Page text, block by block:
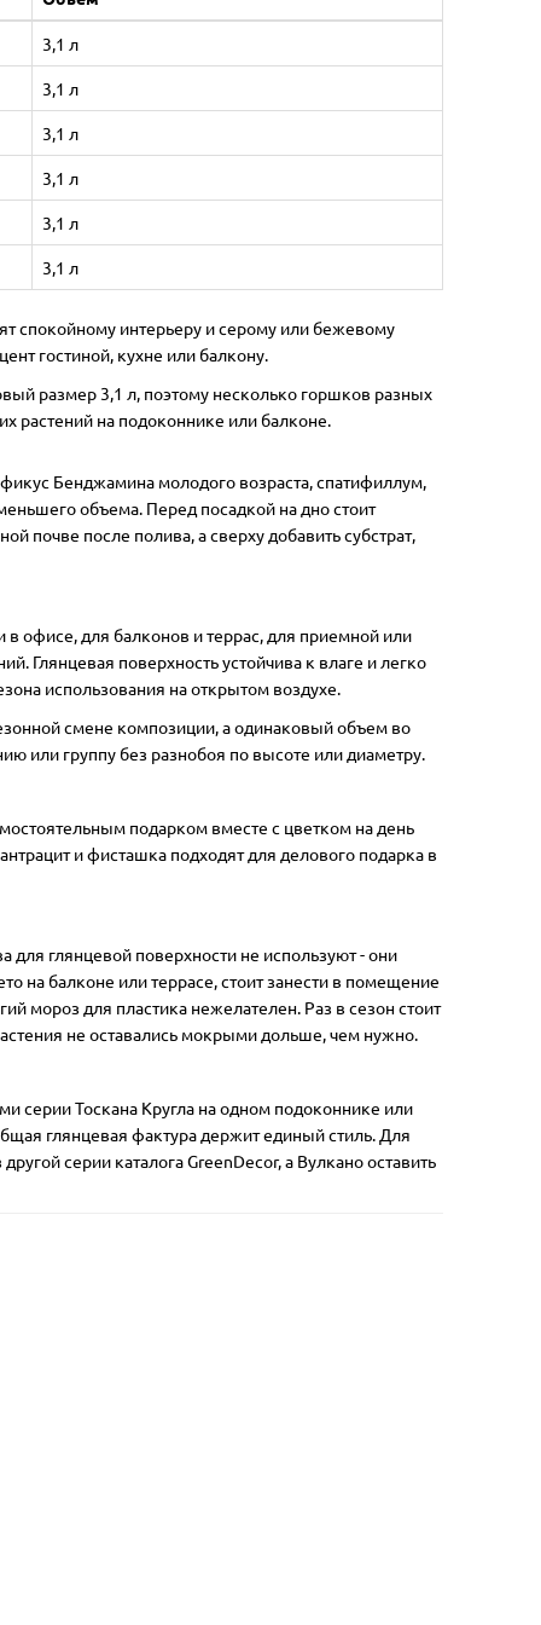
Лидер продаж!
Высота, см: Диаметр, см:
Материал: бамбук
2
4.50 грн
Нет в наличии
Горшок Вулкано Мультивазон
3,1 л пурпурный
13
13.5
Материал:
пурпурный
Покрытие:глянец
Подставка:нет Автополивы:нет
3,1 л
3,1 л
3,1 л
3,1 л
3,1 л
3,1 л
спокойному интерьеру и серому или бежевому
гостиной, кухне или балкону.
размер 3,1 л, поэтому несколько горшков разных
растений на подоконнике или балконе.
Бенджамина молодого возраста, спатифиллум,
объема. Перед посадкой на дно стоит
почве после полива, а сверху добавить субстрат,
офисе, для балконов и террас, для приемной или
Глянцевая поверхность устойчива к влаге и легко
использования на открытом воздухе.
смене композиции, а одинаковый объем во
или группу без разнобоя по высоте или диаметру.
подарком вместе с цветком на день
и фисташка подходят для делового подарка в
глянцевой поверхности не используют - они
на балконе или террасе, стоит занести в помещение
мороз для пластика нежелателен. Раз в сезон стоит
не оставались мокрыми дольше, чем нужно.
серии Тоскана Кругла на одном подоконнике или
глянцевая фактура держит единый стиль. Для
серии каталога GreenDecor, а Вулкано оставить